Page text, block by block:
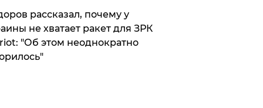
рассказал, почему у
не хватает ракет для ЗРК
"Об этом неоднократно